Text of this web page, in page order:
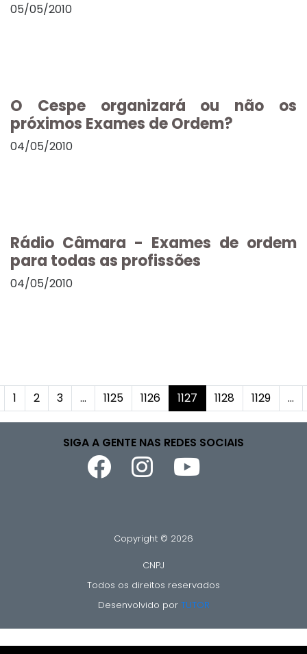
05/05/2010
O Cespe organizará ou não os
próximos Exames de Ordem?
04/05/2010
Rádio Câmara - Exames de ordem
para todas as profissões
04/05/2010
1 2 3 ... 1125 1126 1127 1128 1129 ...
SIGA A GENTE NAS REDES SOCIAIS
Copyright © 2026
CNPJ
Todos os direitos reservados
Desenvolvido por TUTOR